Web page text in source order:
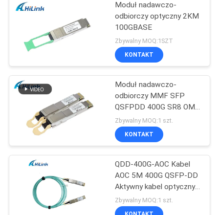
Moduł nadawczo-
odbiorczy optyczny 2KM
100GBASE
Zbywalny MOQ:1SZT
KONTAKT
Moduł nadawczo-
odbiorczy MMF SFP
QSFPDD 400G SR8 OM3
70M OM4 100M
Zbywalny MOQ:1 szt.
KONTAKT
QDD-400G-AOC Kabel
AOC 5M 400G QSFP-DD
Aktywny kabel optyczny
dostosowany
Zbywalny MOQ:1 szt.